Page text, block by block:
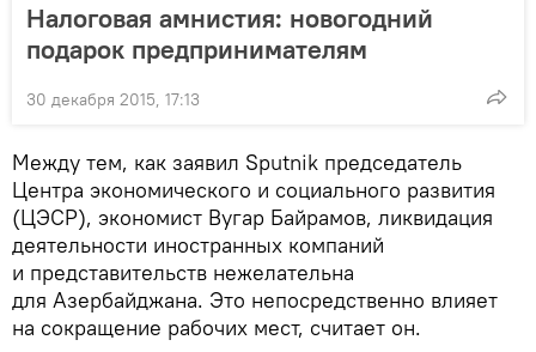
Налоговая амнистия: новогодний
подарок предпринимателям
30 декабря 2015, 17:13
Между тем, как заявил Sputnik председатель
Центра экономического и социального развития
(ЦЭСР), экономист Вугар Байрамов, ликвидация
деятельности иностранных компаний
и представительств нежелательна
для Азербайджана. Это непосредственно влияет
на сокращение рабочих мест, считает он.